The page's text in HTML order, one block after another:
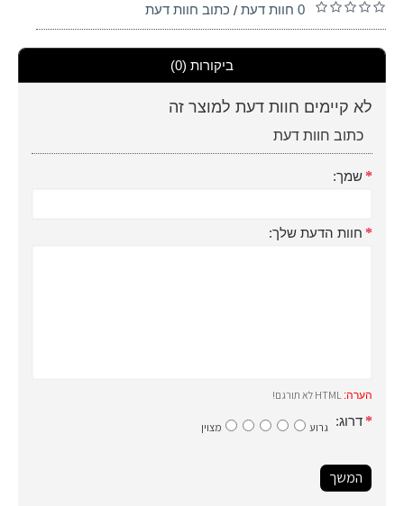
0 חוות דעת / כתוב חוות דעת
ביקורות (0)
לא קיימים חוות דעת למוצר זה
כתוב חוות דעת
שמך:
חוות הדעת שלך:
הערה:
דרוג: גרוע מצוין
המשך